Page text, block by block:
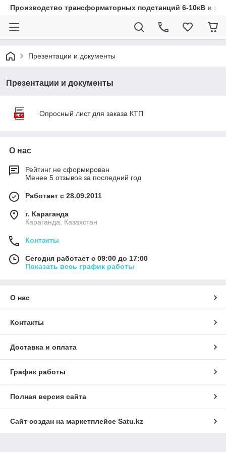
Производство трансформаторных подстанций 6-10кВ и
Презентации и документы
Презентации и документы
Опросный лист для заказа КТП
О нас
Рейтинг не сформирован
Менее 5 отзывов за последний год
Работает с 28.09.2011
г. Караганда
Караганда, Казахстан
Контакты
Сегодня работает с 09:00 до 17:00
Показать весь график работы
О нас
Контакты
Доставка и оплата
График работы
Полная версия сайта
Сайт создан на маркетплейсе Satu.kz